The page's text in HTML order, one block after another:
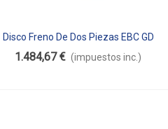
Añadir Al Carrito
Disco Freno De Dos Piezas EBC GD
Flotante SG2FC7597
1.484,67 € (impuestos inc.)